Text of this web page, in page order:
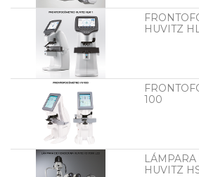
HUVITZ
100
HUVITZ